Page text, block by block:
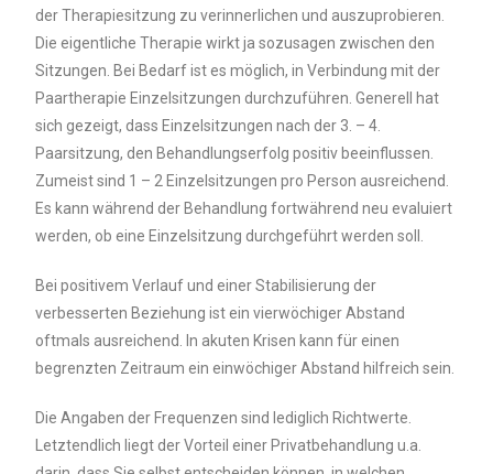
der Therapiesitzung zu verinnerlichen und auszuprobieren.
Die eigentliche Therapie wirkt ja sozusagen zwischen den
Sitzungen. Bei Bedarf ist es möglich, in Verbindung mit der
Paartherapie Einzelsitzungen durchzuführen. Generell hat
sich gezeigt, dass Einzelsitzungen nach der 3. – 4.
Paarsitzung, den Behandlungserfolg positiv beeinflussen.
Zumeist sind 1 – 2 Einzelsitzungen pro Person ausreichend.
Es kann während der Behandlung fortwährend neu evaluiert
werden, ob eine Einzelsitzung durchgeführt werden soll.
Bei positivem Verlauf und einer Stabilisierung der
verbesserten Beziehung ist ein vierwöchiger Abstand
oftmals ausreichend. In akuten Krisen kann für einen
begrenzten Zeitraum ein einwöchiger Abstand hilfreich sein.
Die Angaben der Frequenzen sind lediglich Richtwerte.
Letztendlich liegt der Vorteil einer Privatbehandlung u.a.